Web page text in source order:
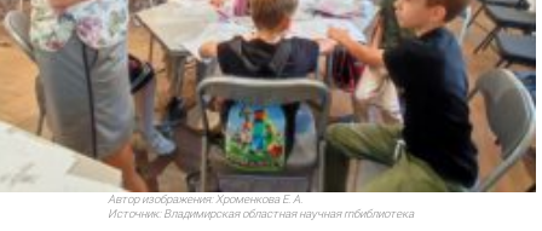
Автор изображения:Хроменкова Е. А.
Источник:Владимирская областная научная rnбиблиотека